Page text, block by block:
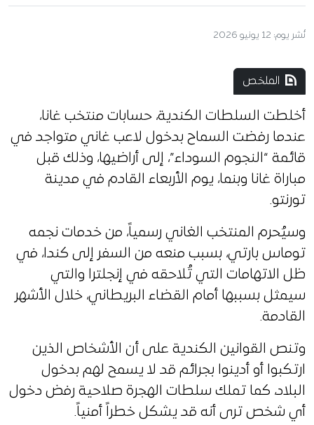
نُشر يوم: 12 يونيو 2026
الملخص
أخلطت السلطات الكندية، حسابات منتخب غانا،
عندما رفضت السماح بدخول لاعب غاني متواجد في
قائمة “النجوم السوداء”، إلى أراضيها، وذلك قبل
مباراة غانا وبنما، يوم الأربعاء القادم في مدينة
تورنتو.
وسيُحرم المنتخب الغاني رسمياً، من خدمات نجمه
توماس بارتي، بسبب منعه من السفر إلى كندا، في
ظل الاتهامات التي تُلاحقه في إنجلترا والتي
سيمثل بسببها أمام القضاء البريطاني، خلال الأشهر
القادمة.
وتنص القوانين الكندية على أن الأشخاص الذين
ارتكبوا أو أدينوا بجرائم قد لا يسمح لهم بدخول
البلاد، كما تملك سلطات الهجرة صلاحية رفض دخول
أي شخص ترى أنه قد يشكل خطراً أمنياً.